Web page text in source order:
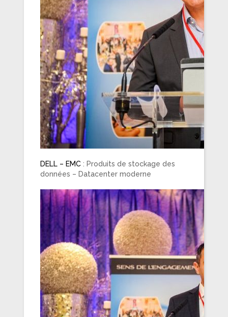
DELL – EMC : Produits de stockage des
données – Datacenter moderne